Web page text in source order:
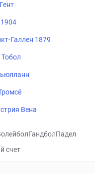
Галлен 1879
Вена
ГандболПадел
счет